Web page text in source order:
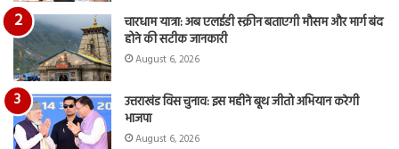
चारधाम यात्रा: अब एलईडी स्क्रीन बताएगी मौसम और मार्ग बंद
होने की सटीक जानकारी
August 6, 2026
उत्तराखंड विस चुनाव: इस महीने बूथ जीतो अभियान करेगी
भाजपा
August 6, 2026